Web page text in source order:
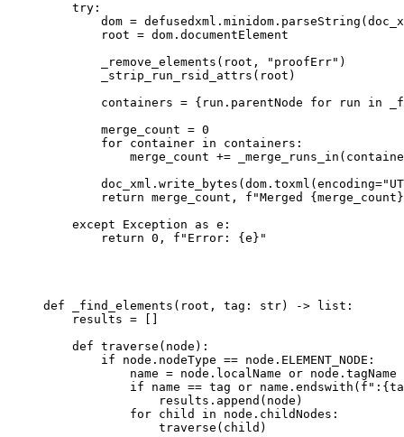
    try
:
        dom
=
        root
= dom.documentElement
        _remove_elements(root,
"proofErr" )
        _strip_run_rsid_attrs(root)
        containers
= {run.parentNode for run in
        merge_count
= 0
        for
container in containers:
            merge_count
+=
        doc_xml.write_bytes(dom.toxml(
encoding=
        return
merge_count, f "Merged { merge_count }
    except
Exception as e:
        return
0 , f "Error: { e } "
def _find_elements (root, tag: str) -> list :
    results
=
    def
traverse (node):
        if
node.nodeType == node. ELEMENT_NODE :
            name
= node.localName or node.tagName
            if
name == tag or name.endswith( f ": {
                results.append(node)
            for
child in node.childNodes:
                traverse(child)